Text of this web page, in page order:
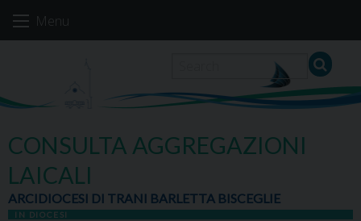
Menu
CONSULTA AGGREGAZIONI
LAICALI
ARCIDIOCESI DI TRANI BARLETTA BISCEGLIE
IN DIOCESI